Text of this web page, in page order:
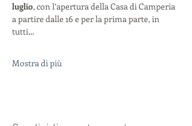
luglio, con l’apertura della Casa di Camperia
a partire dalle 16 e per la prima parte, in
tutti…
Mostra di più